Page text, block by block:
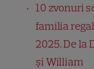
10 zvonuri
familia
2025. De la
și William